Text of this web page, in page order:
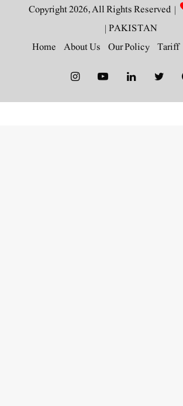
PAKISTAN
|
Tariff
Our Policy
About Us
Home
Facebook
Twitter
LinkedIn
YouTube
Instagram